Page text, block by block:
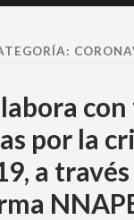
por la
a través